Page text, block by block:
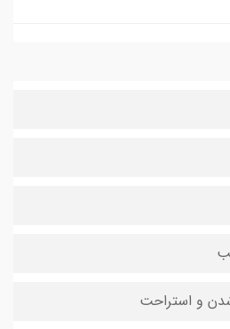
و استراحت